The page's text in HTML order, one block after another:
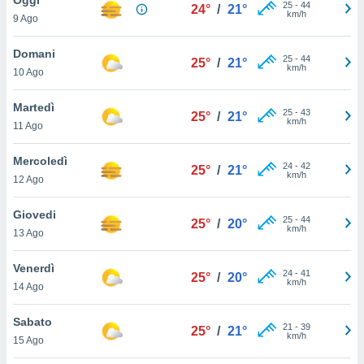
è
al sito
di
ci
di
il
un
la
nella
9 Ago
24° / 21° 25- 44
km/h
Domani
10 Ago
25° / 21° 25- 44
km/h
Martedì
11 Ago
25° / 21° 25- 43
km/h
Mercoledì
12 Ago
25° / 21° 24- 42
km/h
Giovedi
13 Ago
25° / 20° 25- 44
km/h
Venerdì
14 Ago
25° / 20° 24- 41
km/h
Sabato
15 Ago
25° / 21° 21 - 39
km/h